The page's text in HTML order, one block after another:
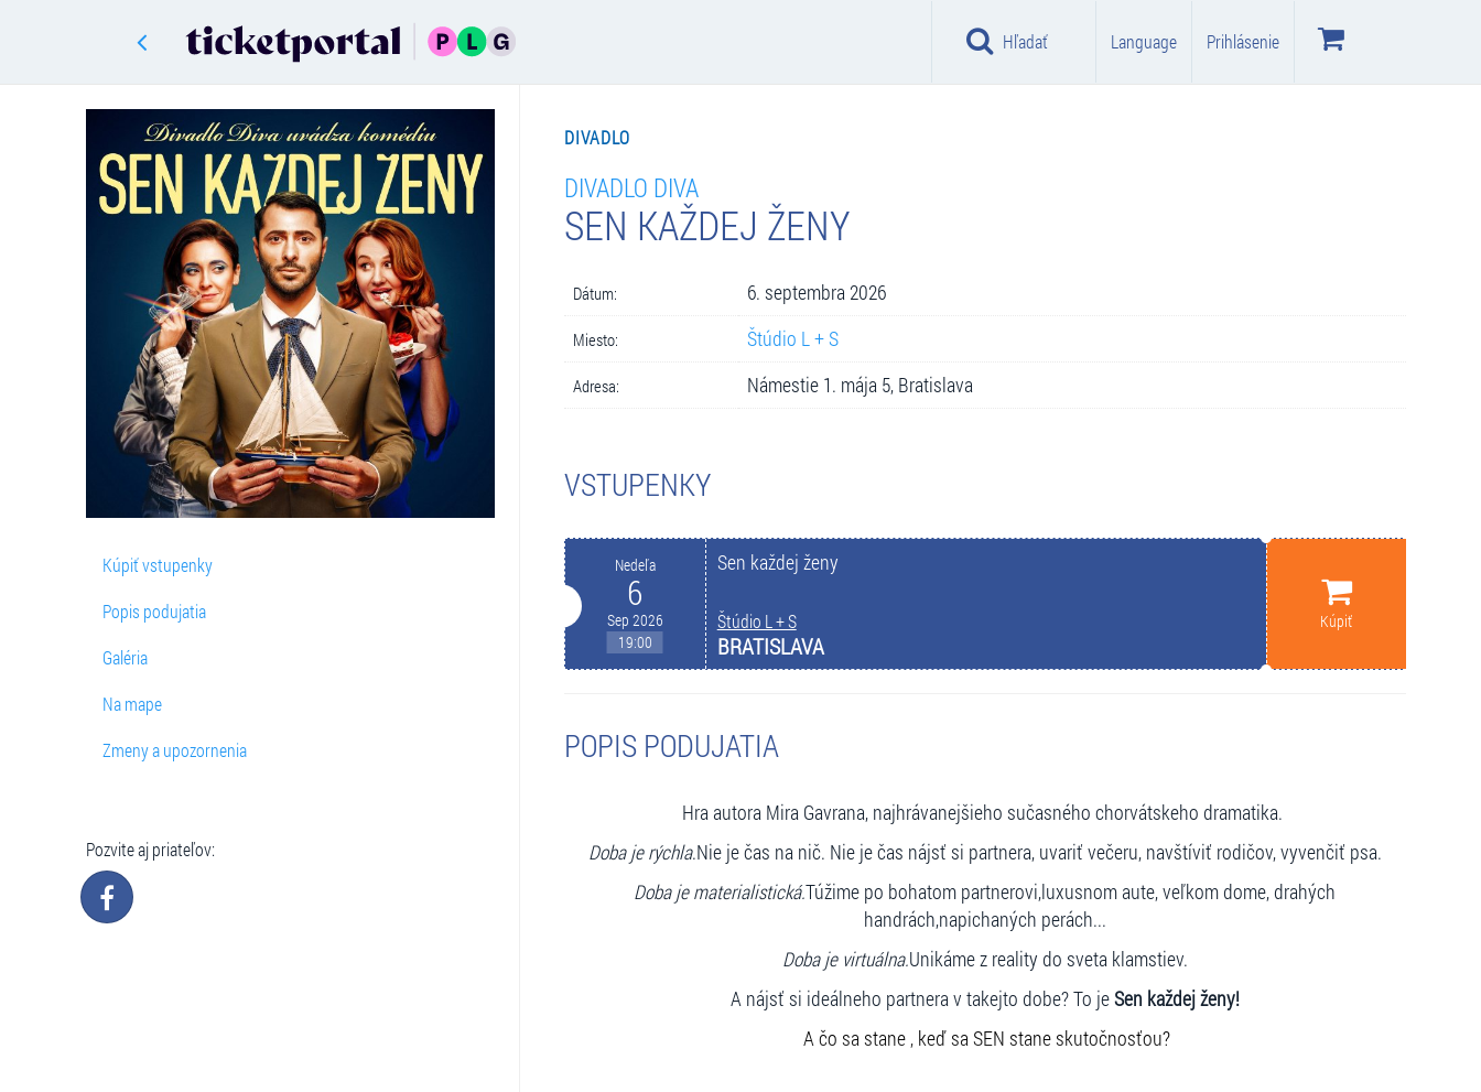
Hľadať Language Prihlásenie
Kúpiť vstupenky
Popis podujatia
Galéria
Na mape
Zmeny a upozornenia
Pozvite aj priateľov:
DIVADLO
DIVADLO DIVA
SEN KAŽDEJ ŽENY
Dátum: 6. septembra 2026
Miesto: Štúdio L + S
Adresa: Námestie 1. mája 5, Bratislava
VSTUPENKY
Nedeľa
6
Sep 2026
19:00
Sen každej ženy
Štúdio L + S
BRATISLAVA
Kúpiť
POPIS PODUJATIA
Hra autora Mira Gavrana, najhrávanejšieho sučasného chorvátskeho dramatika.
Doba je rýchla.Nie je čas na nič. Nie je čas nájsť si partnera, uvariť večeru, navštíviť rodičov, vyvenčiť psa.
Doba je materialistická.Túžime po bohatom partnerovi,luxusnom aute, veľkom dome, drahých
handrách,napichaných perách...
Doba je virtuálna.Unikáme z reality do sveta klamstiev.
A nájsť si ideálneho partnera v takejto dobe? To jeSen každej ženy!
A čo sa stane , keď sa SEN stane skutočnosťou?